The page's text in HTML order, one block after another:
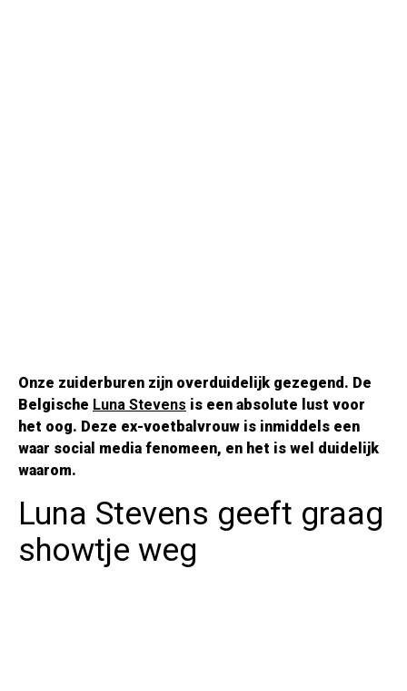
Onze zuiderburen zijn overduidelijk gezegend. De
Belgische Luna Stevens is een absolute lust voor
het oog. Deze ex-voetbalvrouw is inmiddels een
waar social media fenomeen, en het is wel duidelijk
waarom.
Luna Stevens geeft graag
showtje weg